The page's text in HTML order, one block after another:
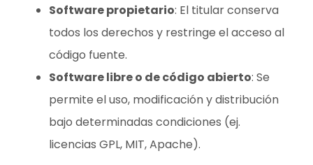
Software propietario: El titular conserva
todos los derechos y restringe el acceso al
código fuente.
Software libre o de código abierto: Se
permite el uso, modificación y distribución
bajo determinadas condiciones (ej.
licencias GPL, MIT, Apache).